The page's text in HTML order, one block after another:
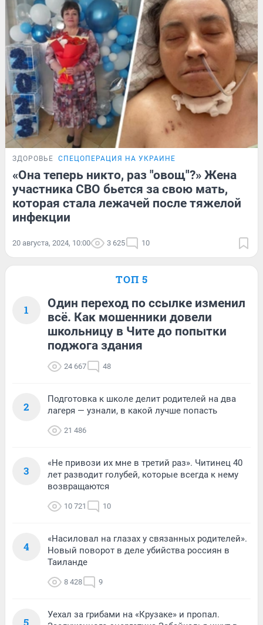
ЗДОРОВЬЕ СПЕЦОПЕРАЦИЯ НА УКРАИНЕ
«Она теперь никто, раз "овощ"?» Жена
участника СВО бьется за свою мать,
которая стала лежачей после тяжелой
инфекции
20 августа, 2024, 10:00 3 625 10
ТОП 5
1
Один переход по ссылке изменил
всё. Как мошенники довели
школьницу в Чите до попытки
поджога здания
24 667 48
2
Подготовка к школе делит родителей на два
лагеря — узнали, в какой лучше попасть
21 486
3
«Не привози их мне в третий раз». Читинец 40
лет разводит голубей, которые всегда к нему
возвращаются
10 721 10
4
«Насиловал на глазах у связанных родителей».
Новый поворот в деле убийства россиян в
Таиланде
8 428 9
Уехал за грибами на «Крузаке» и пропал.